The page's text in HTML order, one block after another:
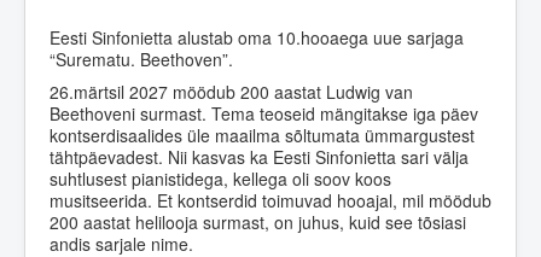
Eesti Sinfonietta alustab oma 10.hooaega uue sarjaga
“Surematu. Beethoven”.
26.märtsil 2027 möödub 200 aastat Ludwig van
Beethoveni surmast. Tema teoseid mängitakse iga päev
kontserdisaalides üle maailma sõltumata ümmargustest
tähtpäevadest. Nii kasvas ka Eesti Sinfonietta sari välja
suhtlusest pianistidega, kellega oli soov koos
musitseerida. Et kontserdid toimuvad hooajal, mil möödub
200 aastat helilooja surmast, on juhus, kuid see tõsiasi
andis sarjale nime.